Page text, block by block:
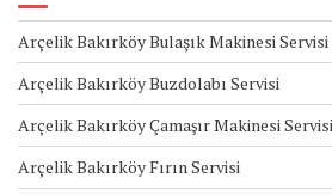
Arçelik Bakırköy Bulaşık Makinesi Servisi
Arçelik Bakırköy Buzdolabı Servisi
Arçelik Bakırköy Çamaşır Makinesi Servisi
Arçelik Bakırköy Fırın Servisi